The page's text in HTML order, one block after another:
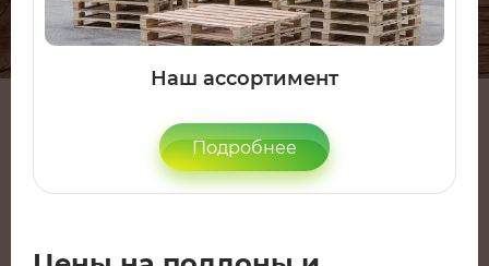
Наш ассортимент
Подробнее